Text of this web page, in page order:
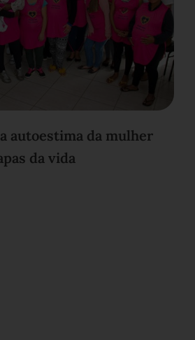
autoestima da mulher
da vida